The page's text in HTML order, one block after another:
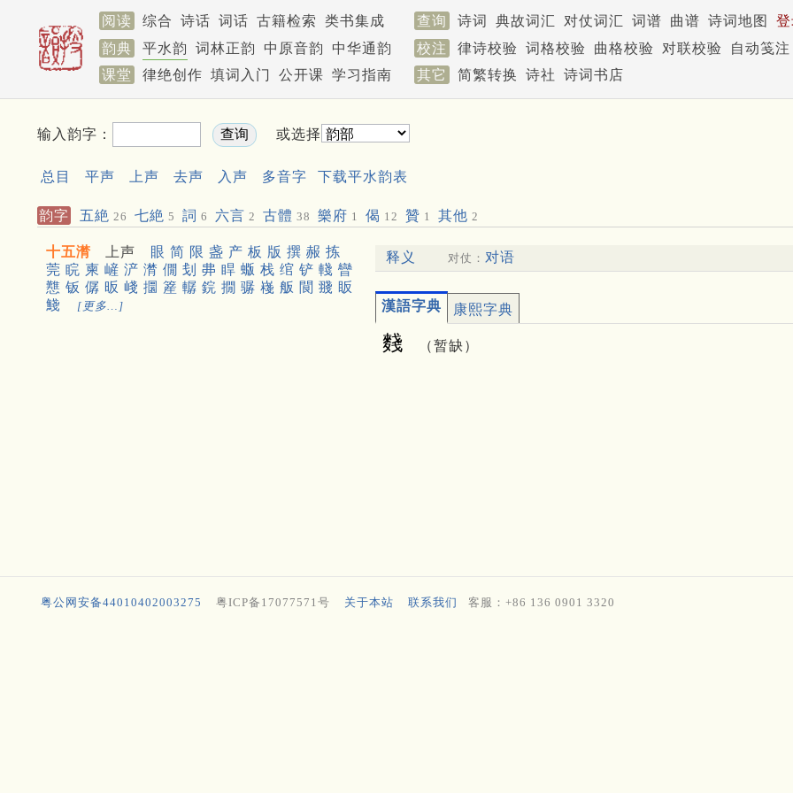
阅读 综合 诗话 词话 古籍检索 类书集成 查询 诗词 典故词汇 对仗词汇 词谱 曲谱 诗词地图
韵典
平水韵 词林正韵 中原音韵 中华通韵 校注 律诗校验 词格校验 曲格校验 对联校验
自动笺注
课堂
律绝创作 填词入门 公开课 学习指南 其它 简繁转换 诗社 诗词书店
输入韵字： 或选择
总目 平声 上声 去声 入声 多音字 下载平水韵表
韵字 五絶 26 七絶 5 詞 6 六言 2 古體 38 樂府 1 偈 12 贊 1 其他 2
十五潸 上声 眼 简 限 盏 产 板 版 撰 赧 拣
莞 睆 柬 嵼 浐 潸 僩 刬 丳 睅 蝂 栈 绾 铲 輚 矕
戁 钣 僝 昄 㟞 攌 簅 轏 鋎 撊 骣 嶘 舨 䦘 䎒 眅
䱠
[更多…]
释义 对仗： 对语
漢語字典 康熙字典
䴼 （暂缺）
粤公网安备44010402003275 粤ICP备17077571号 关于本站 联系我们 客服：+86 136 0901 3320